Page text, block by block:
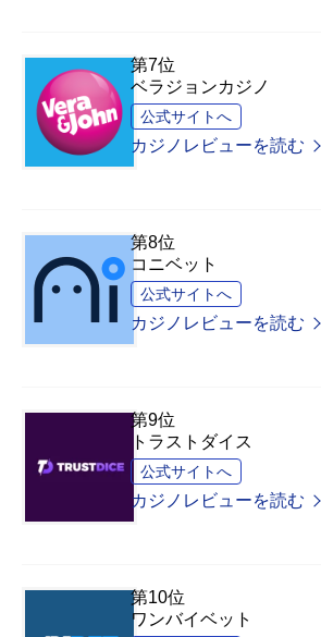
第7位
ベラジョンカジノ
公式サイトへ
カジノレビューを読む
第8位
コニベット
公式サイトへ
カジノレビューを読む
第9位
トラストダイス
公式サイトへ
カジノレビューを読む
第10位
ワンバイベット